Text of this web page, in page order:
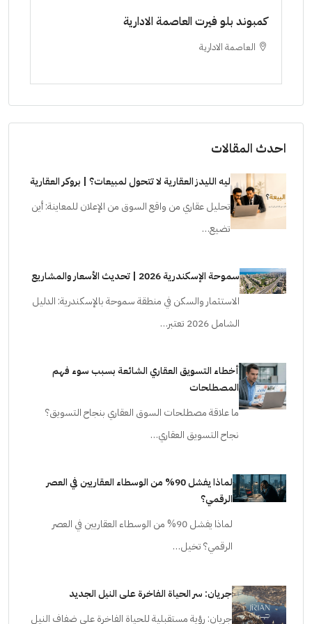
مشروع الحى اللاتيني العلمين الجديدة
العلمين الجديدة
احدث المقالات
ليه الليدز العقارية لا تتحول لمبيعات؟ | بروكر العقارية
تحليل عقاري من واقع السوق من الإعلان للمعاينة: أين
تضيع…
سموحة الإسكندرية 2026 | تحديث الأسعار والمشاريع
الاستثمار والسكن في منطقة سموحة بالإسكندرية: الدليل
الشامل 2026 تعتبر…
أخطاء التسويق العقاري الشائعة بسبب سوء فهم
المصطلحات
ما علاقة مصطلحات السوق العقاري بنجاح التسويق؟
نجاح التسويق العقاري…
لماذا يفشل 90% من الوسطاء العقاريين في العصر
الرقمي؟
لماذا يفشل 90% من الوسطاء العقاريين في العصر
الرقمي؟ تخيل…
جريان: سر الحياة الفاخرة على النيل الجديد